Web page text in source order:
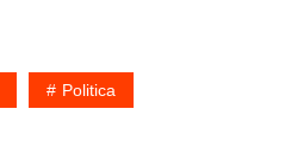
Politica